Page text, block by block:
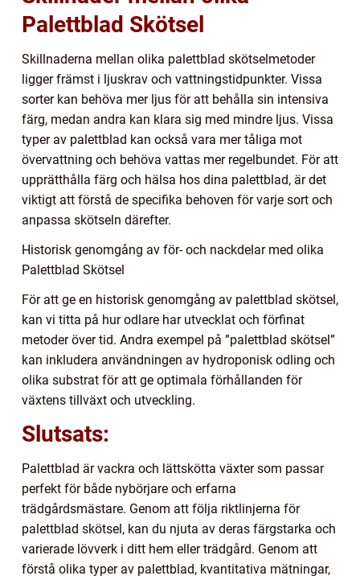
Palettblad Skötsel
Skillnaderna mellan olika palettblad skötselmetoder
ligger främst i ljuskrav och vattningstidpunkter. Vissa
sorter kan behöva mer ljus för att behålla sin intensiva
färg, medan andra kan klara sig med mindre ljus. Vissa
typer av palettblad kan också vara mer tåliga mot
övervattning och behöva vattas mer regelbundet. För att
upprätthålla färg och hälsa hos dina palettblad, är det
viktigt att förstå de specifika behoven för varje sort och
anpassa skötseln därefter.
Historisk genomgång av för- och nackdelar med olika
Palettblad Skötsel
För att ge en historisk genomgång av palettblad skötsel,
kan vi titta på hur odlare har utvecklat och förfinat
metoder över tid. Andra exempel på ”palettblad skötsel”
kan inkludera användningen av hydroponisk odling och
olika substrat för att ge optimala förhållanden för
växtens tillväxt och utveckling.
Slutsats:
Palettblad är vackra och lättskötta växter som passar
perfekt för både nybörjare och erfarna
trädgårdsmästare. Genom att följa riktlinjerna för
palettblad skötsel, kan du njuta av deras färgstarka och
varierade lövverk i ditt hem eller trädgård. Genom att
förstå olika typer av palettblad, kvantitativa mätningar,